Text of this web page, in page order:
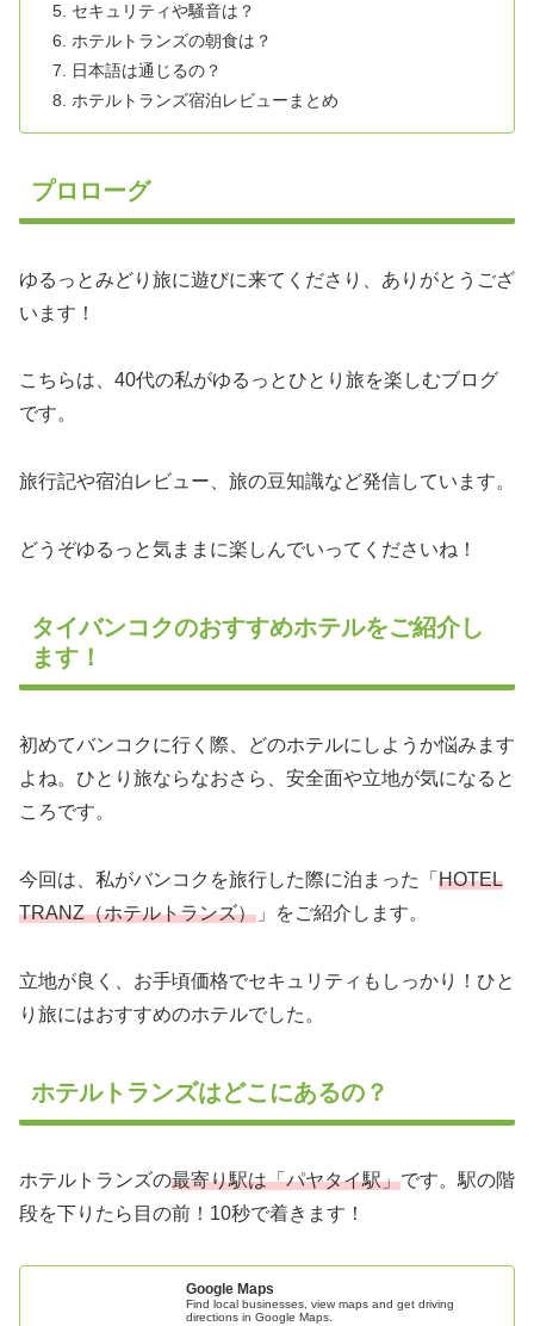
セキュリティや騒音は？
ホテルトランズの朝食は？
日本語は通じるの？
ホテルトランズ宿泊レビューまとめ
プロローグ
ゆるっとみどり旅に遊びに来てくださり、ありがとうござ
います！
こちらは、40代の私がゆるっとひとり旅を楽しむブログ
です。
旅行記や宿泊レビュー、旅の豆知識など発信しています。
どうぞゆるっと気ままに楽しんでいってくださいね！
タイバンコクのおすすめホテルをご紹介し
ます！
初めてバンコクに行く際、どのホテルにしようか悩みます
よね。ひとり旅ならなおさら、安全面や立地が気になると
ころです。
今回は、私がバンコクを旅行した際に泊まった「 HOTEL
TRANZ（ホテルトランズ） 」をご紹介します。
立地が良く、お手頃価格でセキュリティもしっかり！ひと
り旅にはおすすめのホテルでした。
ホテルトランズはどこにあるの？
ホテルトランズの最寄り駅は「パヤタイ駅」です。駅の階
段を下りたら目の前！10秒で着きます！
Google Maps
Find local businesses, view maps and get driving
directions in Google Maps.